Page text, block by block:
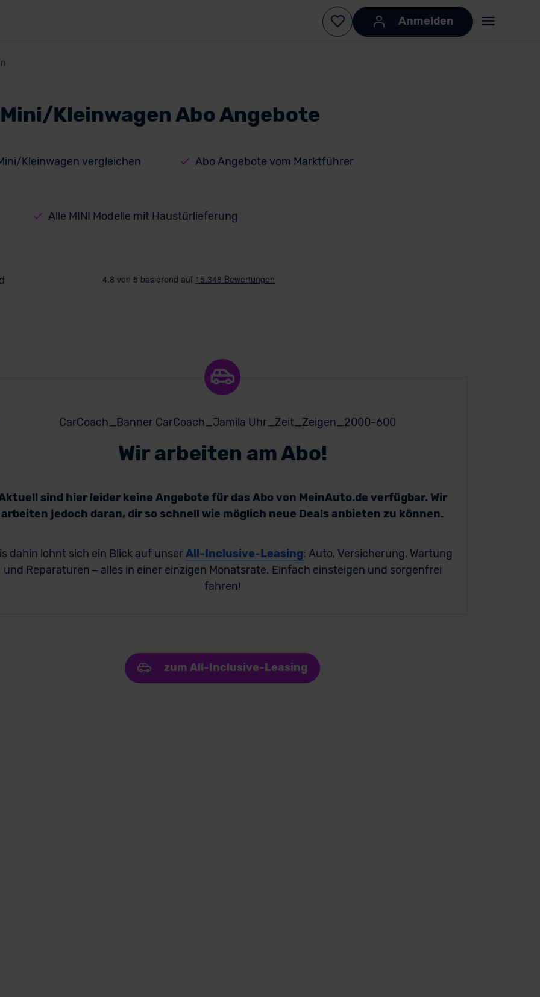
Anmelden
Mini/Kleinwagen Abo Angebote
Kleinwagen vergleichen Abo Angebote vom Marktführer
Alle MINI Modelle mit Haustürlieferung
Wir arbeiten am Abo!
sind hier leider keine Angebote für das Abo von MeinAuto.de verfügbar. Wir
arbeiten jedoch daran, dir so schnell wie möglich neue Deals anbieten zu können.
dahin lohnt sich ein Blick auf unserAll-Inclusive-Leasing: Auto, Versicherung, Wartung
und Reparaturen – alles in einer einzigen Monatsrate. Einfach einsteigen und sorgenfrei
fahren!
zum All-Inclusive-Leasing